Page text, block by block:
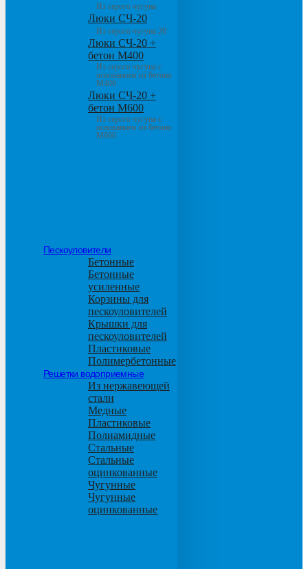
Из серого чугуна
Люки СЧ-20
Из серого чугуна 20
Люки СЧ-20 +
бетон М400
Из серого чугуна с
основанием из бетона
М400
Люки СЧ-20 +
бетон М600
Из серого чугуна с
основанием из бетона
М600
Пескоуловители
Бетонные
Бетонные
усиленные
Корзины для
пескоуловителей
Крышки для
пескоуловителей
Пластиковые
Полимербетонные
Решетки водоприемные
Из нержавеющей
стали
Медные
Пластиковые
Полиамидные
Стальные
Стальные
оцинкованные
Чугунные
Чугунные
оцинкованные